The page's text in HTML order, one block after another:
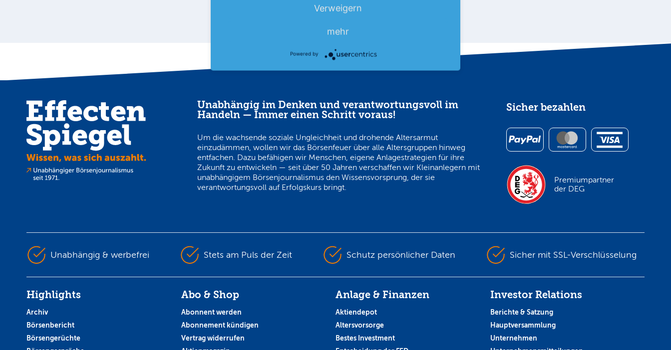
Unabhängig im Denken und verantwortungsvoll im
Handeln — Immer einen Schritt voraus!
Um die wachsende soziale Ungleichheit und drohende Altersarmut
einzudämmen, wollen wir das Börsenfeuer über alle Altersgruppen hinweg
entfachen. Dazu befähigen wir Menschen, eigene Anlagestrategien für ihre
Zukunft zu entwickeln — seit über 50 Jahren verschaffen wir Kleinanlegern mit
unabhängigem Börsenjournalismus den Wissensvorsprung, der sie
verantwortungsvoll auf Erfolgskurs bringt.
Sicher bezahlen
Premiumpartner
der DEG
Unabhängig & werbefrei Stets am Puls der Zeit Schutz persönlicher Daten Sicher mit SSL-Verschlüsselung
Highlights
Archiv
Börsenbericht
Börsengerüchte
Abo & Shop
Abonnent werden
Abonnement kündigen
Vertrag widerrufen
Anlage & Finanzen
Aktiendepot
Altersvorsorge
Bestes Investment
Investor Relations
Berichte & Satzung
Hauptversammlung
Unternehmen
Verweigern
mehr
Powered by